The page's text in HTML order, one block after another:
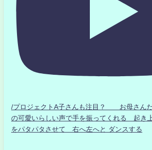
/プロジェクトA子さんも注目？ お母さん
の可愛いらしい声で手を振ってくれる 起き
をパタパタさせて 右へ左へと ダンスする